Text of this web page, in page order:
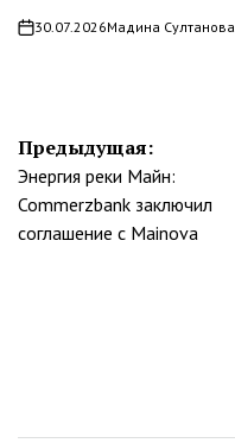
on30.07.2026Мадина Султанова
Навигация
по
записям
Предыдущая:
Энергия реки Майн:
Commerzbank заключил
соглашение с Mainova